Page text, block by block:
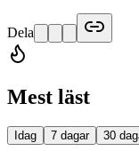
Dela
Mest läst
Idag 7 dagar 30